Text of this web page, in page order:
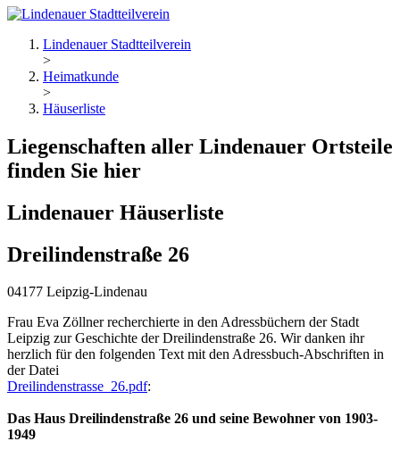
Lindenauer Stadtteilverein
>
Heimatkunde
>
Häuserliste
Liegenschaften aller Lindenauer Ortsteile
finden Sie hier
Lindenauer Häuserliste
Dreilindenstraße 26
04177 Leipzig-Lindenau
Frau Eva Zöllner recherchierte in den Adressbüchern der Stadt
Leipzig zur Geschichte der Dreilindenstraße 26. Wir danken ihr
herzlich für den folgenden Text mit den Adressbuch-Abschriften in
der Datei
Dreilindenstrasse_26.pdf:
Das Haus Dreilindenstraße 26 und seine Bewohner von 1903-
1949